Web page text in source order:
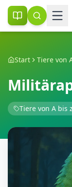
Start Tiere von
Tiere von A bis z